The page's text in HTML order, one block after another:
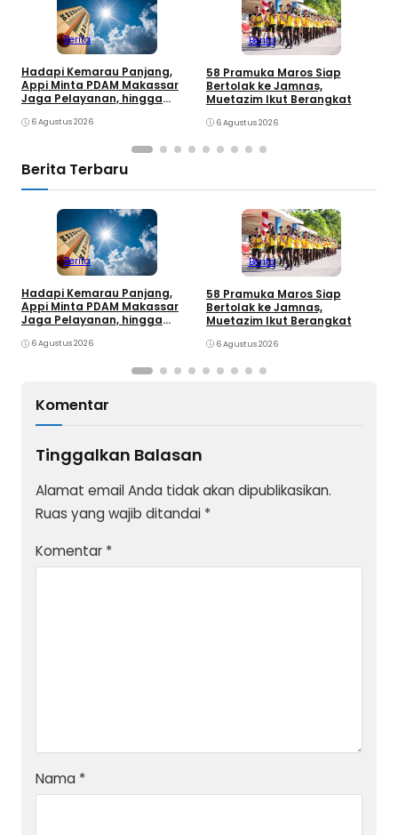
Berita
Hadapi Kemarau Panjang,
Appi Minta PDAM Makassar
Jaga Pelayanan, hingga
6 Agustus 2026
Berita
58 Pramuka Maros Siap
Bertolak ke Jamnas,
Muetazim Ikut Berangkat
6 Agustus 2026
Berita Terbaru
Berita
Hadapi Kemarau Panjang,
Appi Minta PDAM Makassar
Jaga Pelayanan, hingga
6 Agustus 2026
Berita
58 Pramuka Maros Siap
Bertolak ke Jamnas,
Muetazim Ikut Berangkat
6 Agustus 2026
Komentar
Tinggalkan Balasan
Alamat email Anda tidak akan dipublikasikan.
Ruas yang wajib ditandai *
Komentar *
Nama *